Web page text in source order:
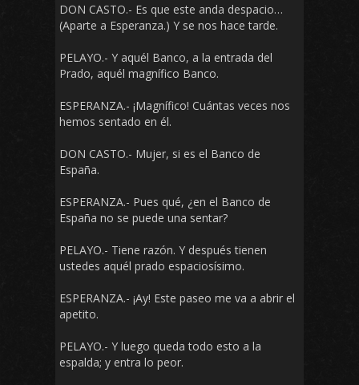
DON CASTO.- Es que este anda despacio…
(Aparte a Esperanza.) Y se nos hace tarde.
PELAYO.- Y aquél Banco, a la entrada del
Prado, aquél magnífico Banco.
ESPERANZA.- ¡Magnífico! Cuántas veces nos
hemos sentado en él.
DON CASTO.- Mujer, si es el Banco de
España.
ESPERANZA.- Pues qué, ¿en el Banco de
España no se puede una sentar?
PELAYO.- Tiene razón. Y después tienen
ustedes aquél prado espaciosísimo.
ESPERANZA.- ¡Ay! Este paseo me va a abrir el
apetito.
PELAYO.- Y luego queda todo esto a la
espalda; y entra lo peor.